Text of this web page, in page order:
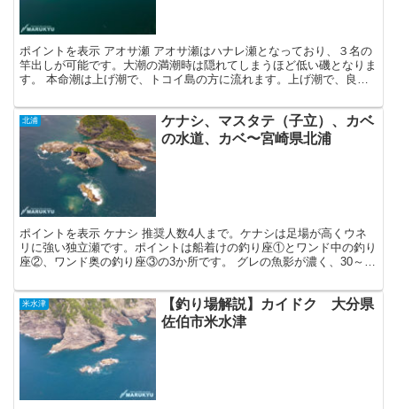
ポイントを表示 アオサ瀬 アオサ瀬はハナレ瀬となっており、３名の
竿出しが可能です。大潮の満潮時は隠れてしまうほど低い磯となりま
す。 本命潮は上げ潮で、トコイ島の方に流れます。上げ潮で、良型
北浦
ケナシ、マスタテ（子立）、カベ
の水道、カベ〜宮崎県北浦
ポイントを表示 ケナシ 推奨人数4人まで。ケナシは足場が高くウネ
リに強い独立瀬です。ポイントは船着けの釣り座①とワンド中の釣り
座②、ワンド奥の釣り座③の3か所です。 グレの魚影が濃く、30～
米水津
【釣り場解説】カイドク 大分県
佐伯市米水津